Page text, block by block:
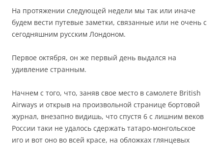
На протяжении следующей недели мы так или иначе
будем вести путевые заметки, связанные или не очень с
сегодняшним русским Лондоном.
Первое октября, он же первый день выдался на
удивление странным.
Начнем с того, что, заняв свое место в самолете British
Airways и открыв на произвольной странице бортовой
журнал, внезапно видишь, что спустя 6 с лишним веков
России таки не удалось сдержать татаро-монгольское
иго и вот оно во всей красе, на обложках глянцевых